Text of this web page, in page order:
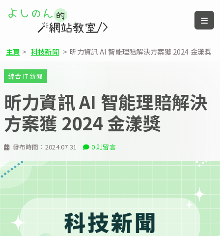
主頁 > 科技新聞 > 昕力資訊 AI 智能理賠解決方案獲 2024 金漾獎
發布時間： 2024.07.31 0 則留言
綜合 IT 新聞
昕力資訊 AI 智能理賠解決
方案獲 2024 金漾獎